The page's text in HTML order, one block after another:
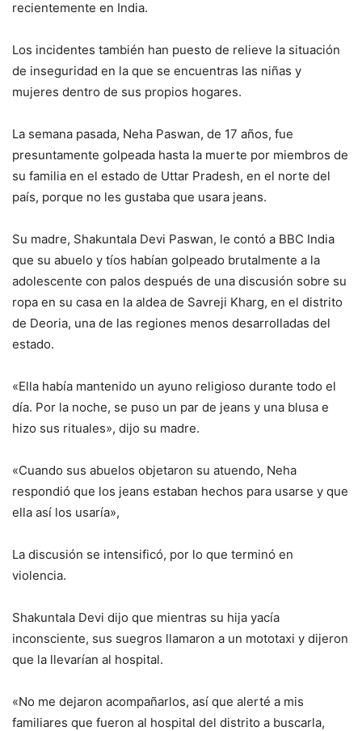
recientemente en India.
Los incidentes también han puesto de relieve la situación
de inseguridad en la que se encuentras las niñas y
mujeres dentro de sus propios hogares.
La semana pasada, Neha Paswan, de 17 años, fue
presuntamente golpeada hasta la muerte por miembros de
su familia en el estado de Uttar Pradesh, en el norte del
país, porque no les gustaba que usara jeans.
Su madre, Shakuntala Devi Paswan, le contó a BBC India
que su abuelo y tíos habían golpeado brutalmente a la
adolescente con palos después de una discusión sobre su
ropa en su casa en la aldea de Savreji Kharg, en el distrito
de Deoria, una de las regiones menos desarrolladas del
estado.
«Ella había mantenido un ayuno religioso durante todo el
día. Por la noche, se puso un par de jeans y una blusa e
hizo sus rituales», dijo su madre.
«Cuando sus abuelos objetaron su atuendo, Neha
respondió que los jeans estaban hechos para usarse y que
ella así los usaría»,
La discusión se intensificó, por lo que terminó en
violencia.
Shakuntala Devi dijo que mientras su hija yacía
inconsciente, sus suegros llamaron a un mototaxi y dijeron
que la llevarían al hospital.
«No me dejaron acompañarlos, así que alerté a mis
familiares que fueron al hospital del distrito a buscarla,